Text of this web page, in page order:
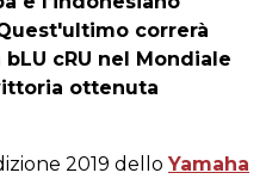
correrà
cRU nel Mondiale
ottenuta
2019 dello Yamaha